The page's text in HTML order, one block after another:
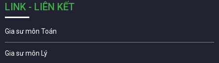
LINK - LIÊN KẾT
Gia sư môn Toán
Gia sư môn Lý